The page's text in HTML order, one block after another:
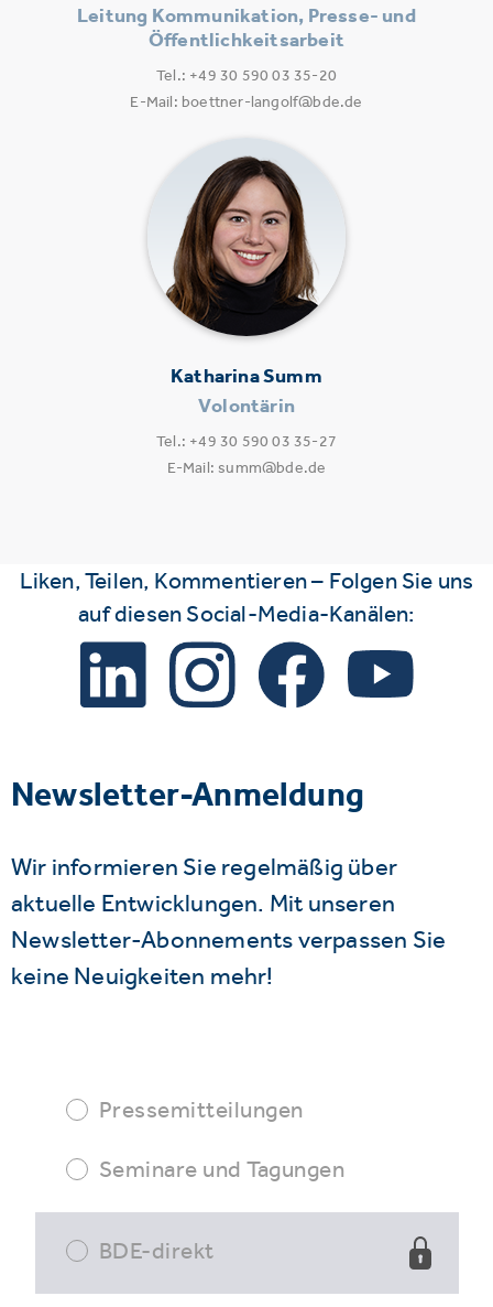
Leitung Kommunikation, Presse- und
Öffentlichkeitsarbeit
Tel.: +49 30 590 03 35-20
E-Mail: boettner-langolf@bde.de
Katharina Summ
Volontärin
Tel.: +49 30 590 03 35-27
E-Mail: summ@bde.de
Liken, Teilen, Kommentieren – Folgen Sie uns
auf diesen Social-Media-Kanälen:
Newsletter-Anmeldung
Wir informieren Sie regelmäßig über
aktuelle Entwicklungen. Mit unseren
Newsletter-Abonnements verpassen Sie
keine Neuigkeiten mehr!
Pressemitteilungen
Seminare und Tagungen
BDE-direkt